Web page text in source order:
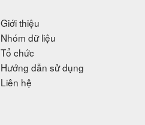
Giới thiệu
Nhóm dữ liệu
Tổ chức
Hướng dẫn sử dụng
Liên hệ